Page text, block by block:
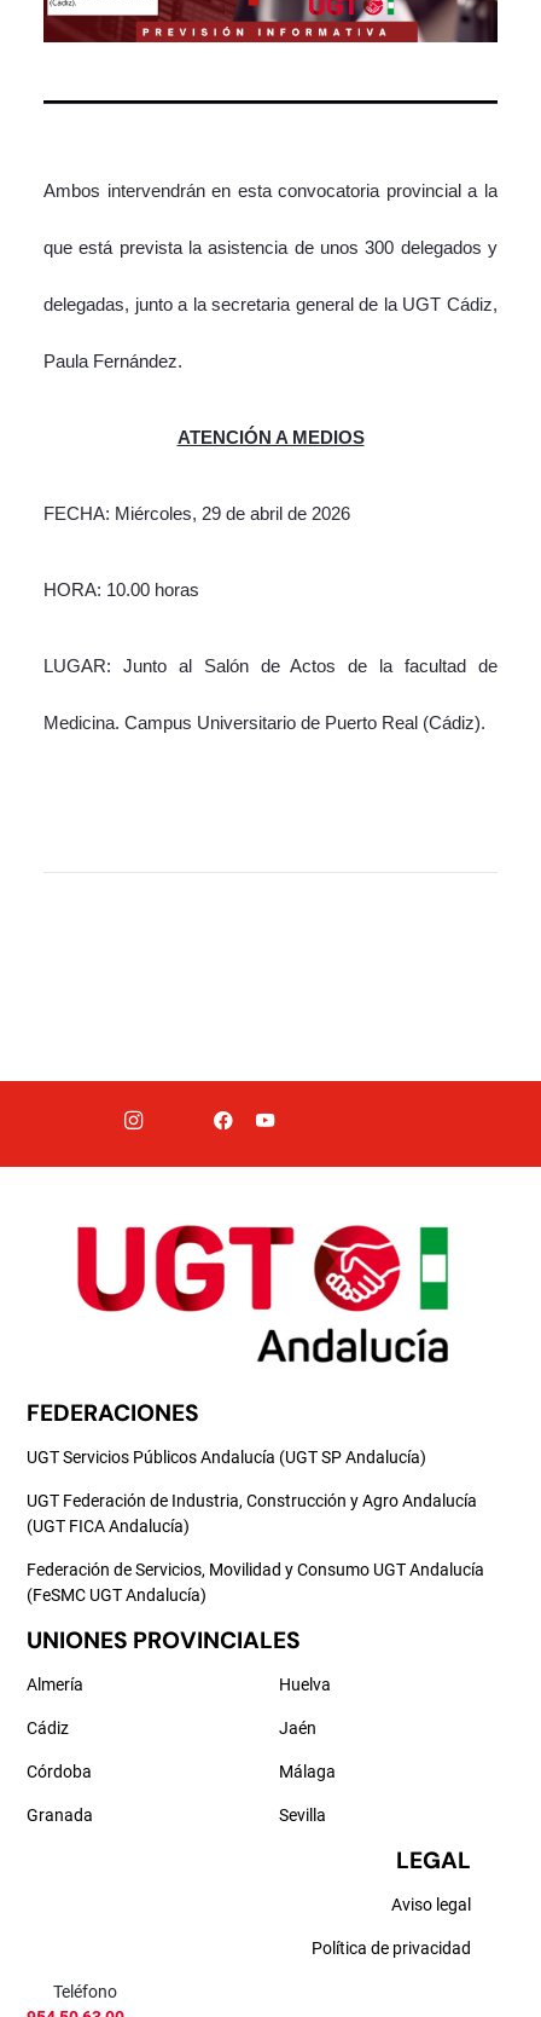
Ambos intervendrán en esta convocatoria provincial a la
que está prevista la asistencia de unos 300 delegados y
delegadas, junto a la secretaria general de la UGT Cádiz,
Paula Fernández.
ATENCIÓN A MEDIOS
FECHA: Miércoles, 29 de abril de 2026
HORA: 10.00 horas
LUGAR: Junto al Salón de Actos de la facultad de
Medicina. Campus Universitario de Puerto Real (Cádiz).
FEDERACIONES
UGT Servicios Públicos Andalucía (UGT SP Andalucía)
UGT Federación de Industria, Construcción y Agro Andalucía
(UGT FICA Andalucía)
Federación de Servicios, Movilidad y Consumo UGT Andalucía
(FeSMC UGT Andalucía)
UNIONES PROVINCIALES
Almería
Cádiz
Córdoba
Granada
Huelva
Jaén
Málaga
Sevilla
LEGAL
Aviso legal
Política de privacidad
Teléfono